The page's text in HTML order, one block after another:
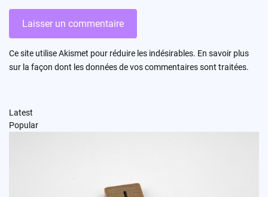
Ce site utilise Akismet pour réduire les indésirables. En savoir plus
sur la façon dont les données de vos commentaires sont traitées.
Latest
Popular